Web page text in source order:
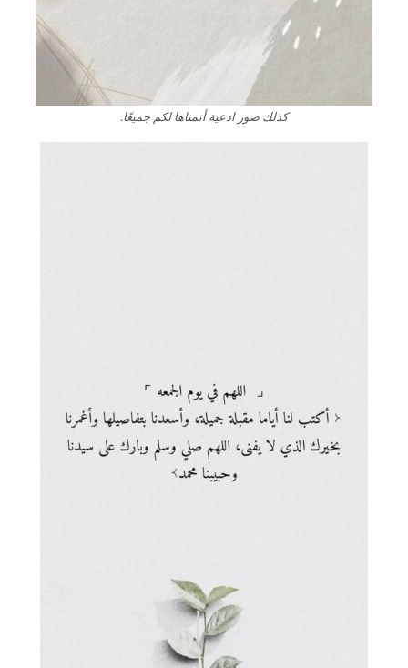
كذلك صور ادعية أتمناها لكم جميعًا.